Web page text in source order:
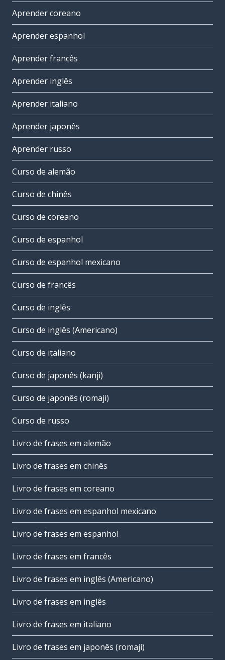
Aprender coreano
Aprender espanhol
Aprender francês
Aprender inglês
Aprender italiano
Aprender japonês
Aprender russo
Curso de alemão
Curso de chinês
Curso de coreano
Curso de espanhol
Curso de espanhol mexicano
Curso de francês
Curso de inglês
Curso de inglês (Americano)
Curso de italiano
Curso de japonês (kanji)
Curso de japonês (romaji)
Curso de russo
Livro de frases em alemão
Livro de frases em chinês
Livro de frases em coreano
Livro de frases em espanhol mexicano
Livro de frases em espanhol
Livro de frases em francês
Livro de frases em inglês (Americano)
Livro de frases em inglês
Livro de frases em italiano
Livro de frases em japonês (romaji)